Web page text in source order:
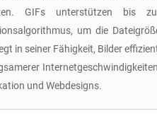
GIFs unterstützen bis
um die
in seiner Fähigkeit, Bilder
und Webdesigns.